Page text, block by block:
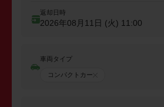
返却日時
2026年08月11日 (火) 11:00
車両タイプ
コンパクトカー